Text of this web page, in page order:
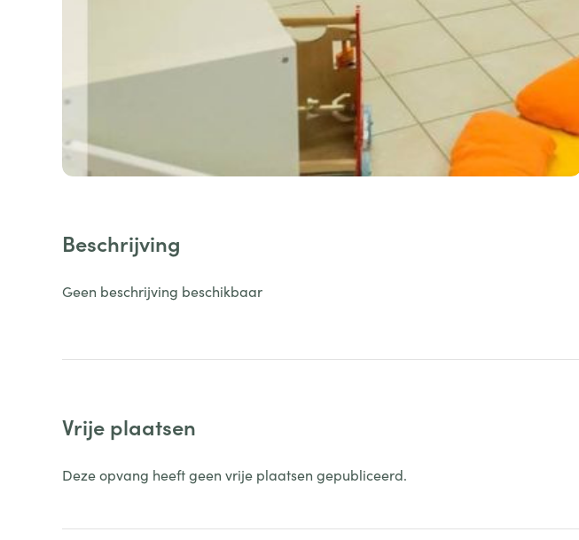
Beschrijving
Geen beschrijving beschikbaar
Vrije plaatsen
Deze opvang heeft geen vrije plaatsen gepubliceerd.